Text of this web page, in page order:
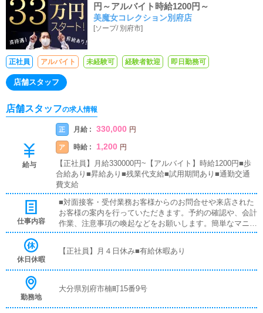
円～アルバイト時給1200円～
美魔女コレクション別府店
[ソープ/ 別府市]
正社員 アルバイト 未経験可 経験者歓迎 即日勤務可
店舗スタッフ
店舗スタッフの求人情報
給与
正 月給 : 330,000 円
ア 時給 : 1,200 円
【正社員】月給330000円~【アルバイト】時給1200円■歩
合給あり■昇給あり■残業代支給■試用期間あり■通勤交通
費支給
仕事内容
■対面接客・受付業務お客様からのお問合せや来店された
お客様の案内を行っていただきます。予約の確認や、会計
作業、注意事項の喚起などをお願いします。簡単なマニュ
アルや、先輩スタッフに付いて業務内容を見ながら徐々に
す。■PC更新業務ヘブンネットなど、ポータルサイト等の
はボタンを押すだけや、ブログの更新時に簡単に文字が入
きます。■清掃・備品管理お客様やキャストの方に快適に
休日休暇
【正社員】月４日休み■有給休暇あり
勤務地
大分県別府市楠町15番9号